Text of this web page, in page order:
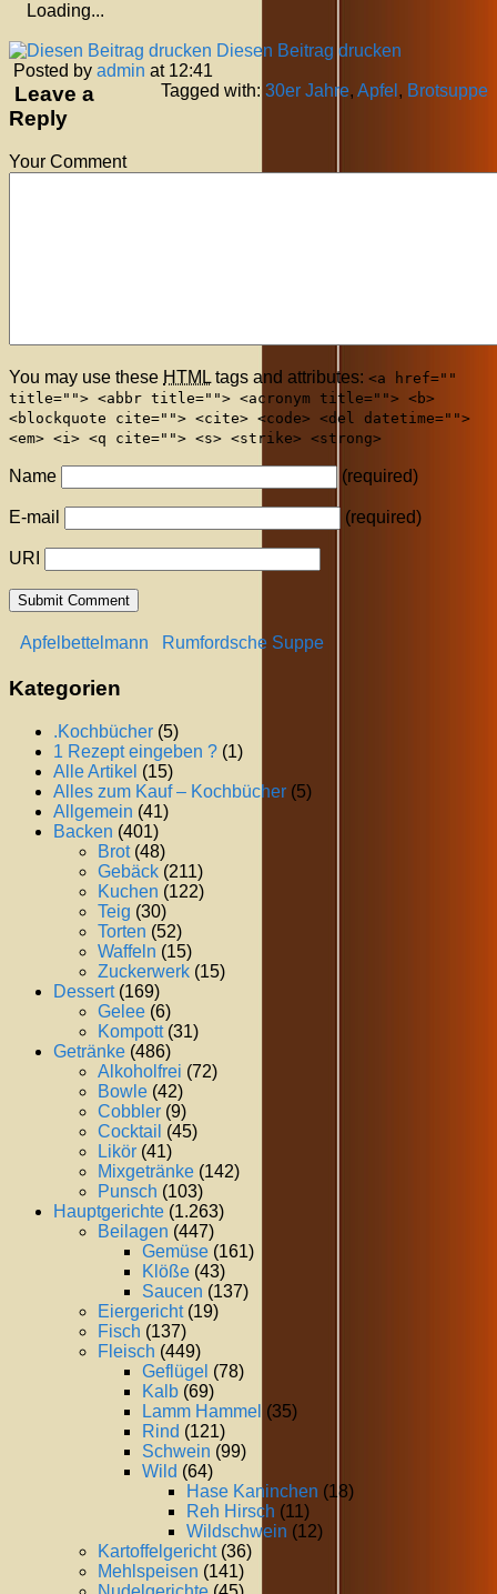
Loading...
Diesen Beitrag drucken
Posted by admin at 12:41
Tagged with: 30er Jahre, Apfel , Brotsuppe
Leave a
Reply
Your Comment
You may use these HTML tags and attributes: <a href=""
title=""> <abbr title=""> <acronym title=""> <b>
<blockquote cite=""> <cite> <code> <del datetime="">
<em> <i> <q cite=""> <s> <strike> <strong>
Name (required)
E-mail (required)
URI
Apfelbettelmann Rumfordsche Suppe
Kategorien
.Kochbücher (5)
1 Rezept eingeben ? (1)
Alle Artikel (15)
Alles zum Kauf – Kochbücher (5)
Allgemein (41)
Backen (401)
Brot(48)
Gebäck (211)
Kuchen (122)
Teig (30)
Torten (52)
Waffeln (15)
Zuckerwerk (15)
Dessert(169)
Gelee (6)
Kompott(31)
Getränke (486)
Alkoholfrei (72)
Bowle (42)
Cobbler (9)
Cocktail (45)
Likör (41)
Mixgetränke (142)
Punsch (103)
Hauptgerichte (1.263)
Beilagen (447)
Gemüse (161)
Klöße (43)
Saucen (137)
Eiergericht(19)
Fisch (137)
Fleisch (449)
Geflügel (78)
Kalb (69)
Lamm Hammel (35)
Rind (121)
Schwein (99)
Wild (64)
Hase Kaninchen (18)
Reh Hirsch (11)
Wildschwein (12)
Kartoffelgericht(36)
Mehlspeisen (141)